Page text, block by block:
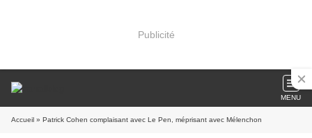
Publicité
MENU
Accueil » Patrick Cohen complaisant avec Le Pen, méprisant avec Mélenchon